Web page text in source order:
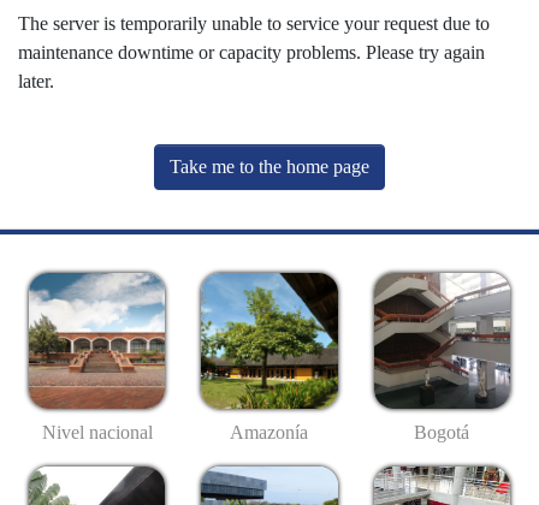
The server is temporarily unable to service your request due to
maintenance downtime or capacity problems. Please try again
later.
Take me to the home page
Nivel nacional Amazonía Bogotá